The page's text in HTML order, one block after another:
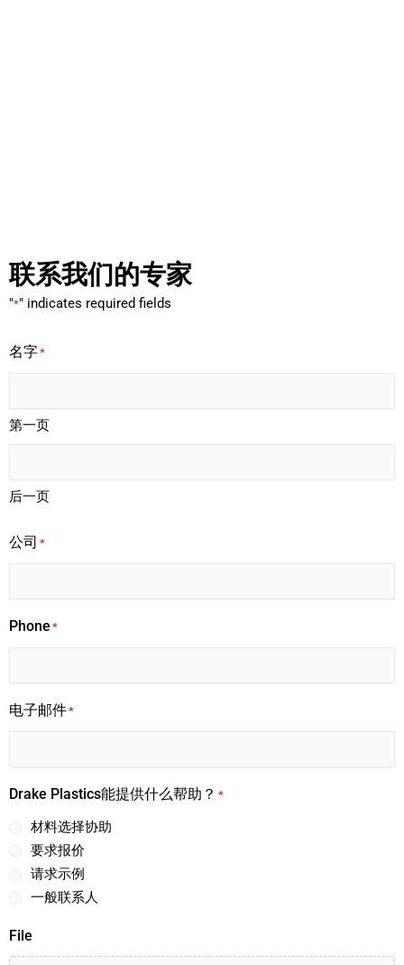
联系我们的专家
"*" indicates required fields
名字*
第一页
后一页
公司 *
Phone *
电子邮件*
Drake Plastics能提供什么帮助？ *
材料选择协助
要求报价
请求示例
一般联系人
File